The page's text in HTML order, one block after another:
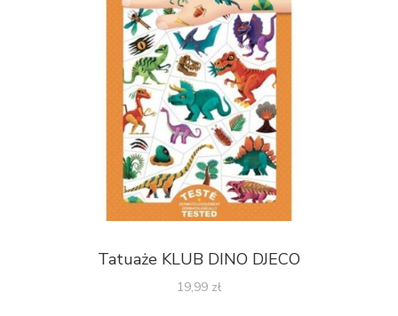
Tatuaże KLUB DINO DJECO
19,99 zł